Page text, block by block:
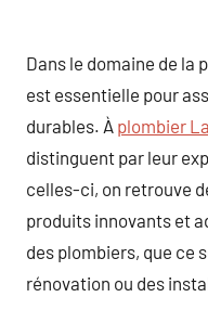
Dans le domaine de la
est essentielle pour
durables. À plombier
distinguent par leur
celles-ci, on retrouve
produits innovants et
des plombiers, que ce
rénovation ou des